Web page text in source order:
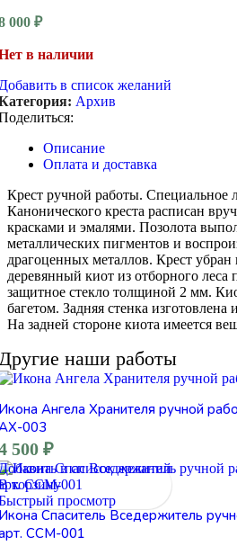
000 ₽
в наличии
в список желаний
Архив
Описание
Оплата и доставка
Крест ручной работы. Специальное
Канонического креста расписан
красками и эмалями. Позолота
металлических пигментов и
драгоценных металлов. Крест убран
деревянный киот из отборного леса
защитное стекло толщиной 2 мм.
багетом. Задняя стенка
На задней стороне киота имеется
наши работы
Ангела Хранителя ручной
003
500 ₽
в список желаний
корзину
просмотр
Спаситель Вседержитель
ССМ-001